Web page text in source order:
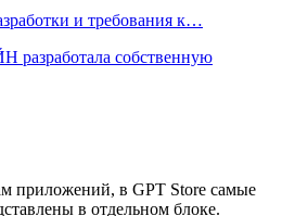
и требования к…
собственную
приложений, в GPT Store самые
в отдельном блоке.